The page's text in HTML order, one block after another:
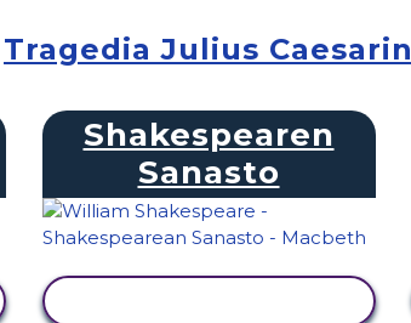
Tragedia Julius Caesarin
Shakespearen
Sanasto